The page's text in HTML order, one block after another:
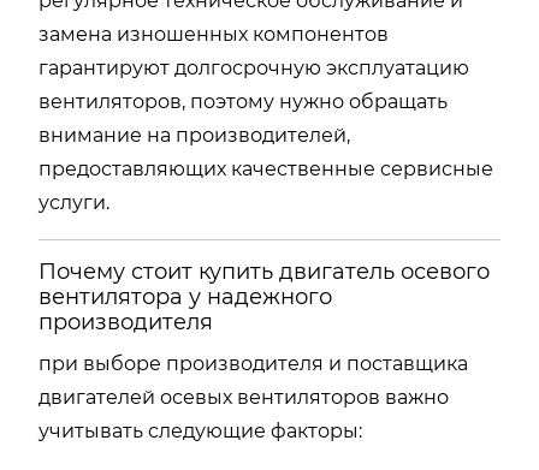
замена изношенных компонентов
гарантируют долгосрочную эксплуатацию
вентиляторов, поэтому нужно обращать
внимание на производителей,
предоставляющих качественные сервисные
услуги.
Почему стоит купить двигатель осевого
вентилятора у надежного
производителя
при выборе производителя и поставщика
двигателей осевых вентиляторов важно
учитывать следующие факторы: